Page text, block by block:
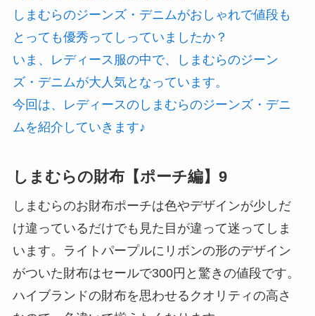
しまむらのジーンズ・デニムがおしゃれで値段も
とっても優秀ってしっていましたか？
いま、レディース服の中で、しまむらのジーン
ズ・デニムが大人気となっています。
今回は、レディースのしまむらのジーンズ・デニ
ムを紹介していきます♪
しまむらの財布【ポーチ編】9
しまむらのお財布ポーチは色やデザインが少しだ
け違っているだけでも見た目が違って迷ってしま
います。ライトパープルにリボンの形のデザイン
がついた財布はセールで300円と驚きの値段です。
ハイブランドの財布を思わせるクオリティの高さ